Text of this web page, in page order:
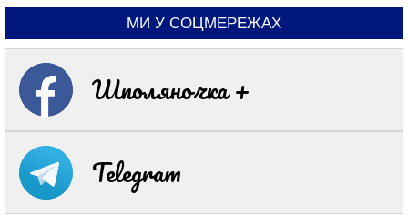
МИ У СОЦМЕРЕЖАХ
Шполяночка +
Telegram